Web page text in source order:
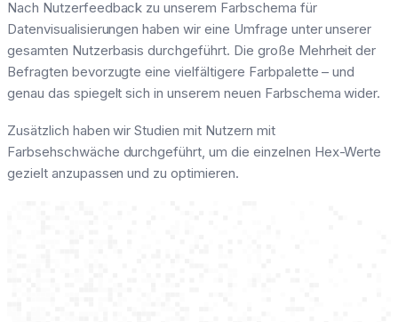
Nach Nutzerfeedback zu unserem Farbschema für
Datenvisualisierungen haben wir eine Umfrage unter unserer
gesamten Nutzerbasis durchgeführt. Die große Mehrheit der
Befragten bevorzugte eine vielfältigere Farbpalette – und
genau das spiegelt sich in unserem neuen Farbschema wider.
Zusätzlich haben wir Studien mit Nutzern mit
Farbsehschwäche durchgeführt, um die einzelnen Hex-Werte
gezielt anzupassen und zu optimieren.